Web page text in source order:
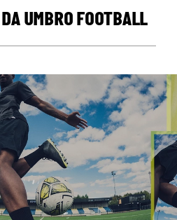
UMBRO FOOTBALL